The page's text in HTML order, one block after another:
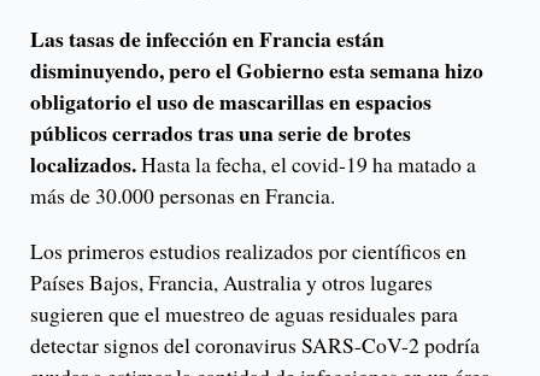
Las tasas de infección en Francia están
disminuyendo, pero el Gobierno esta semana hizo
obligatorio el uso de mascarillas en espacios
públicos cerrados tras una serie de brotes
localizados.Hasta la fecha, el covid-19 ha matado a
más de 30.000 personas en Francia.
Los primeros estudios realizados por científicos en
Países Bajos, Francia, Australia y otros lugares
sugieren que el muestreo de aguas residuales para
detectar signos del coronavirus SARS-CoV-2 podría